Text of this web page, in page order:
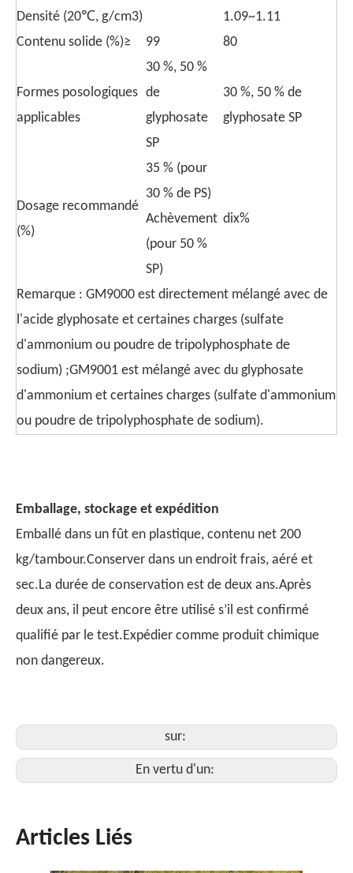
Densité (20℃, g/cm3)
1.09~1.11
Contenu solide (%)≥
99 80
Formes posologiques
applicables
30 %, 50 %
de
glyphosate
SP
30 %, 50 % de
glyphosate SP
Dosage recommandé
(%)
35 % (pour
30 % de PS)
dix%
Achèvement
(pour 50 %
SP)
Remarque : GM9000 est directement mélangé avec de
l'acide glyphosate et certaines charges (sulfate
d'ammonium ou poudre de tripolyphosphate de
sodium) ;GM9001 est mélangé avec du glyphosate
d'ammonium et certaines charges (sulfate d'ammonium
ou poudre de tripolyphosphate de sodium).
Emballage, stockage et expédition
Emballé dans un fût en plastique, contenu net 200
kg/tambour.Conserver dans un endroit frais, aéré et
sec.La durée de conservation est de deux ans.Après
deux ans, il peut encore être utilisé s’il est confirmé
qualifié par le test.Expédier comme produit chimique
non dangereux.
sur:
En vertu d'un:
Articles Liés